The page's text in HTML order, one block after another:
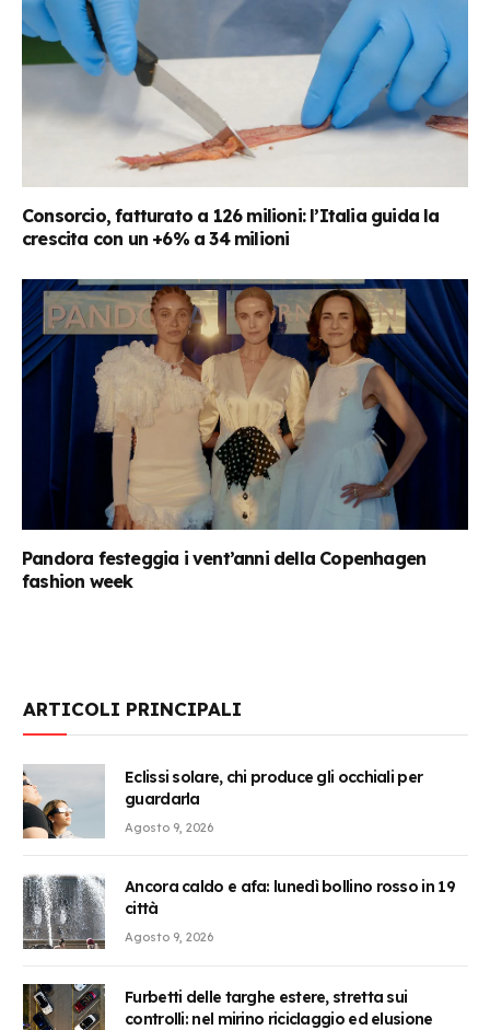
Consorcio, fatturato a 126 milioni: l’Italia guida la
crescita con un +6% a 34 milioni
Pandora festeggia i vent’anni della Copenhagen
fashion week
ARTICOLI PRINCIPALI
Eclissi solare, chi produce gli occhiali per
guardarla
Agosto 9, 2026
Ancora caldo e afa: lunedì bollino rosso in 19
città
Agosto 9, 2026
Furbetti delle targhe estere, stretta sui
controlli: nel mirino riciclaggio ed elusione